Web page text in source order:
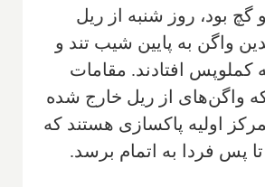
بود، روز شنبه از ریل
واگن به پایین شیب تند و
کملوپس افتادند. مقامات
که واگن‌های از ریل خارج شده
اولیه پاکسازی هستند که
تا پس فردا به اتمام برسد.